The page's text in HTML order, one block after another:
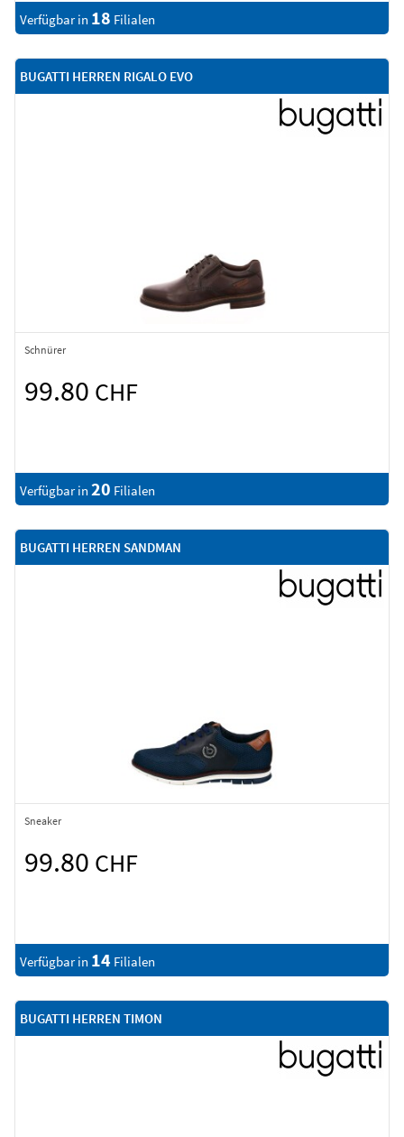
Verfügbar in 18 Filialen
BUGATTI HERREN RIGALO EVO
Schnürer
99.80 CHF
Verfügbar in 20 Filialen
BUGATTI HERREN SANDMAN
Sneaker
99.80 CHF
Verfügbar in 14 Filialen
BUGATTI HERREN TIMON